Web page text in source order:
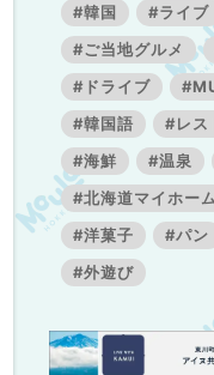
#韓国
#ライブ
#ご当地グルメ
#ドライブ
#韓国語
#レス
#海鮮
#温泉
#北海道マイホー
#洋菓子
#パン
#外遊び